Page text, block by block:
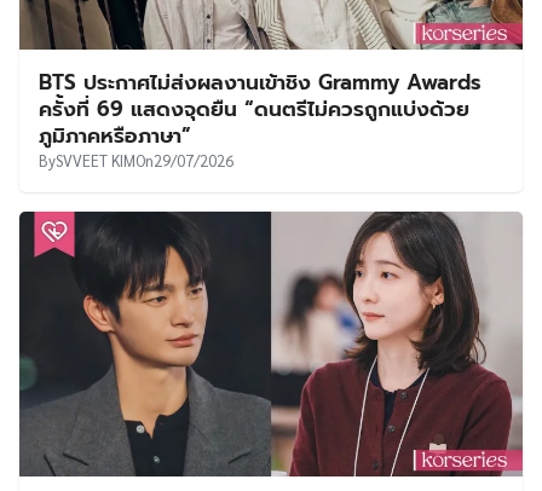
BTS ประกาศไม่ส่งผลงานเข้าชิง Grammy Awards
ครั้งที่ 69 แสดงจุดยืน “ดนตรีไม่ควรถูกแบ่งด้วย
ภูมิภาคหรือภาษา”
BySVVEET KIMOn29/07/2026